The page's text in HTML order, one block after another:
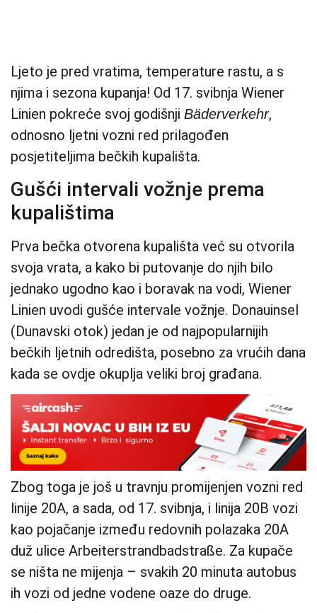
Ljeto je pred vratima, temperature rastu, a s
njima i sezona kupanja! Od 17. svibnja Wiener
Linien pokreće svoj godišnji Bäderverkehr,
odnosno ljetni vozni red prilagođen
posjetiteljima bečkih kupališta.
Gušći intervali vožnje prema
kupalištima
Prva bečka otvorena kupališta već su otvorila
svoja vrata, a kako bi putovanje do njih bilo
jednako ugodno kao i boravak na vodi, Wiener
Linien uvodi gušće intervale vožnje. Donauinsel
(Dunavski otok) jedan je od najpopularnijih
bečkih ljetnih odredišta, posebno za vrućih dana
kada se ovdje okuplja veliki broj građana.
Zbog toga je još u travnju promijenjen vozni red
linije 20A, a sada, od 17. svibnja, i linija 20B vozi
kao pojačanje između redovnih polazaka 20A
duž ulice Arbeiterstrandbadstraße. Za kupače
se ništa ne mijenja – svakih 20 minuta autobus
ih vozi od jedne vodene oaze do druge.